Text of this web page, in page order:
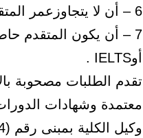
6 – أن لا يتجاوزعمر المتقدم عن (30) سنة.
أوIELTS .
تقدم الطلبات مصحوبة
معتمدة وشهادات